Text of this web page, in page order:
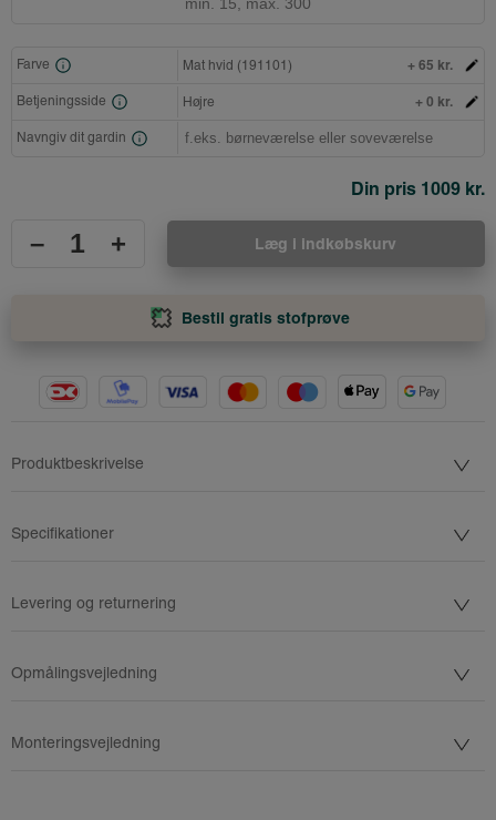
Farve Mat hvid (191101) + 65 kr.
Betjeningsside Højre + 0 kr.
Navngiv dit gardin
Din pris 1009 kr.
– + Læg i indkøbskurv
Bestil gratis stofprøve
Produktbeskrivelse
Specifikationer
Levering og returnering
Opmålingsvejledning
Monteringsvejledning